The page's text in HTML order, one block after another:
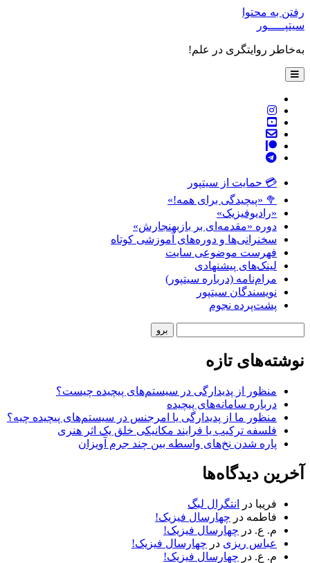
رفتن به محتوا
سیتپـــــور
به‌خاطر روایتگری در علم!
باز
کردن
instagram
youtube
پست
telegram
💳 حمایت از سیتپور
🥦 «پیچیدگی برای همه!»
«رادیوفیزیک»
دوره «مقدمه‌ای بر بازبهنجارش»
سخنرانی‌ها و دوره‌های آموزشی کوتاه
فهرست موضوعی سایت
لینک‌های پیشنهادی
مرام‌نامه (درباره سیتپور)
نویسندگان سیتپور
پشت‌پرده نجوم
نوشته‌های تازه
منظور از پدیدارگی در سیستم‌های پیچیده چیست؟
درباره سامانه‌های پیچیده
منظور ما از پدیدارگی یا امرجنس در سیستم‌های پیچیده چیه؟
فلسفه ترکیب یا فرایند مکانیکی خلق یک اثر هنری
پاره شدن نخ‌های واسطه بین چند جرم آویزان
آخرین دیدگاه‌ها
فریبا در
انتگرال لبگ
فاطمه در چهارسال فیزیک!
م. ع. در چهارسال فیزیک!
عباس ریزی در چهارسال فیزیک!
م. ع. در چهارسال فیزیک!